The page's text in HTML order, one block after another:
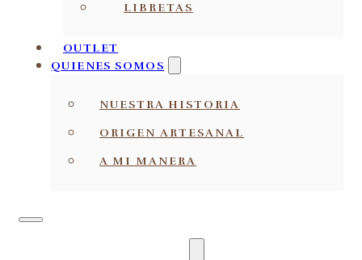
LIBRETAS
OUTLET
QUIENES SOMOS
NUESTRA HISTORIA
ORIGEN ARTESANAL
A MI MANERA